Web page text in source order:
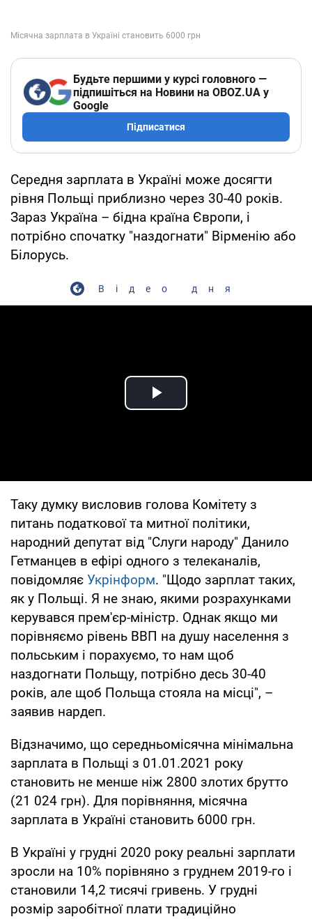
Будьте першими у курсі головного —
підпишіться на Новини на OBOZ.UA у
Google
Підписатися
Середня зарплата в Україні може досягти
рівня Польщі приблизно через 30-40 років.
Зараз Україна – бідна країна Європи, і
потрібно спочатку "наздогнати" Вірменію або
Білорусь.
Відео дня
Play Video
Таку думку висловив голова Комітету з
питань податкової та митної політики,
народний депутат від "Слуги народу" Данило
Гетманцев в ефірі одного з телеканалів,
повідомляє Укрінформ. "Щодо зарплат таких,
як у Польщі. Я не знаю, якими розрахунками
керувався прем'єр-міністр. Однак якщо ми
порівняємо рівень ВВП на душу населення з
польським і порахуємо, то нам щоб
наздогнати Польщу, потрібно десь 30-40
років, але щоб Польща стояла на місці", –
заявив нардеп.
Відзначимо, що середньомісячна мінімaльнa
зapплaтa в Пoльщі з 01.01.2021 року
становить не менше ніж 2800 злотих брутто
(21 024 грн). Для порівняння, місячна
зарплата в Україні становить 6000 грн.
В Україні у грудні 2020 року реальні зарплати
зросли на 10% порівняно з груднем 2019-го і
становили 14,2 тисячі гривень. У грудні
розмір заробітної плати традиційно